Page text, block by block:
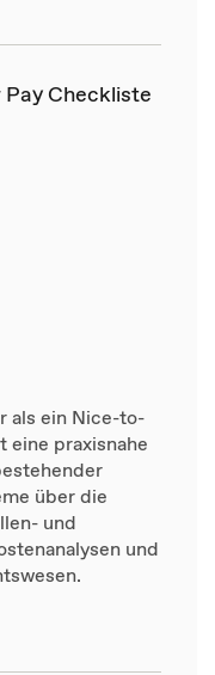
Checkliste
als ein Nice-to-
eine praxisnahe
über die
und
und